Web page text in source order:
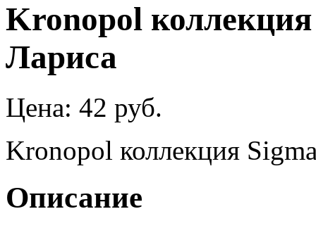
Kronopol
Лариса
Цена: 42 руб.
Kronopol коллекция
Описание